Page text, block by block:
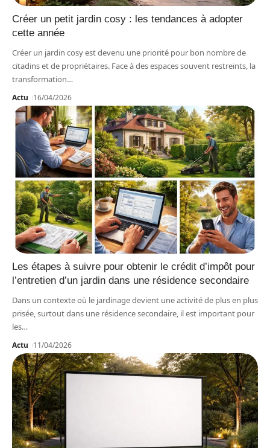
Créer un petit jardin cosy : les tendances à adopter
cette année
Créer un jardin cosy est devenu une priorité pour bon nombre de
citadins et de propriétaires. Face à des espaces souvent restreints, la
transformation…
Actu 16/04/2026
Les étapes à suivre pour obtenir le crédit d’impôt pour
l’entretien d’un jardin dans une résidence secondaire
Dans un contexte où le jardinage devient une activité de plus en plus
prisée, surtout dans une résidence secondaire, il est important pour
les…
Actu 11/04/2026